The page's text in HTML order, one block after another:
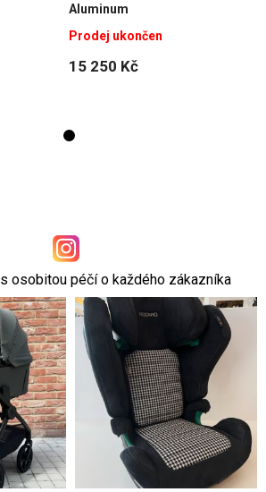
Aluminum
15 250 Kč
Prodej ukončen
s osobitou péčí o každého zákazníka